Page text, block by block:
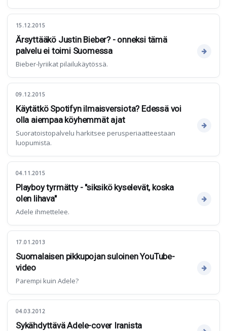
15.12.2015
Ärsyttääkö Justin Bieber? - onneksi tämä
palvelu ei toimi Suomessa
Bieber-lyriikat pilailukäytössä.
09.12.2015
Käytätkö Spotifyn ilmaisversiota? Edessä voi
olla aiempaa köyhemmät ajat
Suoratoistopalvelu harkitsee perusperiaatteestaan
luopumista.
04.11.2015
Playboy tyrmätty - "siksikö kyselevät, koska
olen lihava"
Adele ihmettelee.
17.01.2013
Suomalaisen pikkupojan suloinen YouTube-
video
Parempi kuin Adele?
04.03.2012
Sykähdyttävä Adele-cover Iranista